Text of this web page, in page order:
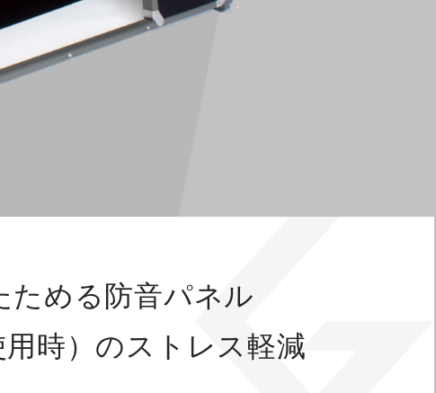
ためる防音パネル
時）のストレス軽減